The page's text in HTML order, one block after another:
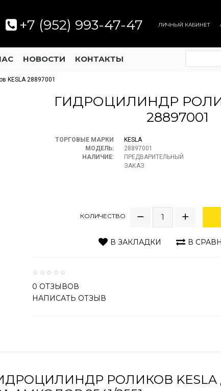
ЛИЧНЫЙ КАБИНЕТ
+7 (952) 993-47-47
НОВОСТИ КОНТАКТЫ
KESLA 28897001
ГИДРОЦИЛИНДР
28897001
ТОРГОВЫЕ МАРКИ
KESLA
МОДЕЛЬ:
28897001
НАЛИЧИЕ:
ПРЕДВАРИТЕЛЬНЫЙ
ЗАКАЗ
КОЛИЧЕСТВО
В ЗАКЛАДКИ В
0 ОТЗЫВОВ
НАПИСАТЬ ОТЗЫВ
РОЛИКОВ KESLA